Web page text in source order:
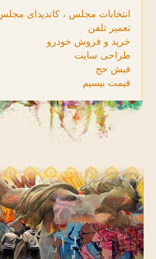
انتخابات مجلس ، کاندیدای
تعمیر تلفن
خرید و فروش خودرو
طراحی سایت
فیش حج
قیمت بیسیم